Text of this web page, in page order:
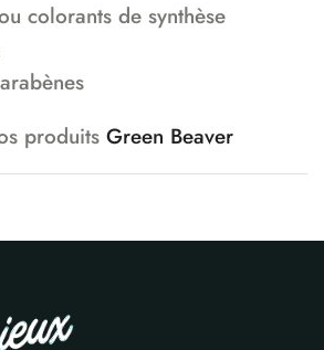
colorants de synthèse
produits Green Beaver